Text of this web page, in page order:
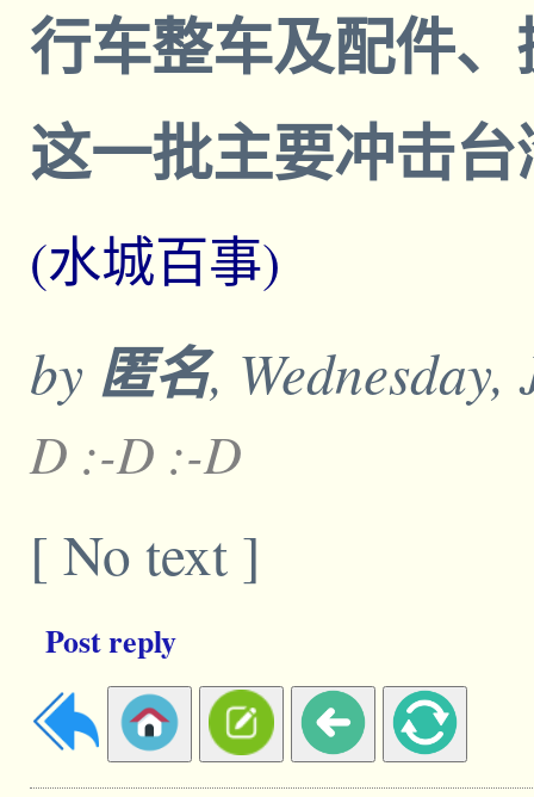
行车整车及配件
这一批主要冲击
(水城百事)
by 匿名,
D :-D :-D
[ No text ]
Post reply